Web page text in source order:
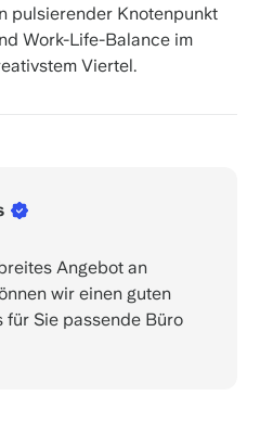
pulsierender Knotenpunkt
Work-Life-Balance im
Viertel.
Angebot an
wir einen guten
für Sie passende Büro